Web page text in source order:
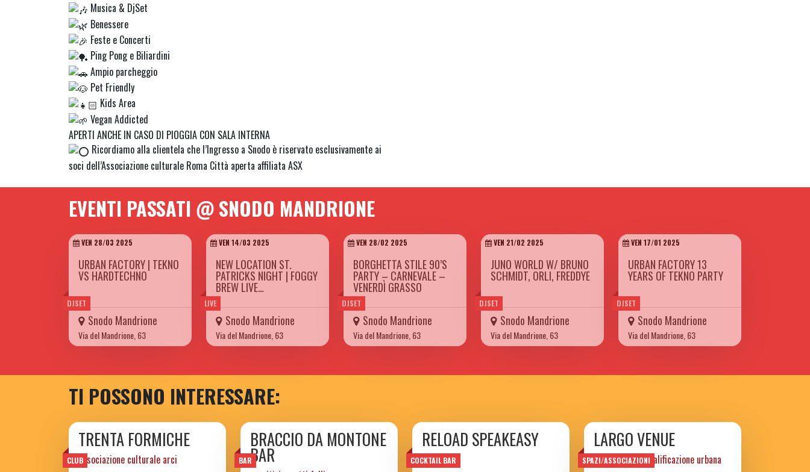
Musica & DjSet
Benessere
Feste e Concerti
Ping Pong e Biliardini
Ampio parcheggio
Pet Friendly
Kids Area
Vegan Addicted
APERTI ANCHE IN CASO DI PIOGGIA CON SALA INTERNA
Ricordiamo alla clientela che l’Ingresso a Snodo è riservato esclusivamente ai
soci dell’Associazione culturale Roma Città aperta affiliata ASX
EVENTI PASSATI @ SNODO MANDRIONE
DJSET
VEN 28/03 2025
URBAN FACTORY | TEKNO
VS HARDTECHNO
Snodo Mandrione
Via del Mandrione, 63
LIVE
VEN 14/03 2025
NEW LOCATION ST.
PATRICKS NIGHT | FOGGY
BREW LIVE…
Snodo Mandrione
Via del Mandrione, 63
DJSET
VEN 28/02 2025
BORGHETTA STILE 90’S
PARTY – CARNEVALE –
VENERDÌ GRASSO
Snodo Mandrione
Via del Mandrione, 63
DJSET
VEN 21/02 2025
JUNO WORLD W/ BRUNO
SCHMIDT, ORLI, FREDDYE
Snodo Mandrione
Via del Mandrione, 63
DJSET
VEN 17/01 2025
URBAN FACTORY 13
YEARS OF TEKNO PARTY
Snodo Mandrione
Via del Mandrione, 63
TI POSSONO INTERESSARE:
CLUB
TRENTA FORMICHE
associazione culturale arci BAR
BRACCIO DA MONTONE
BAR COCKTAIL BAR
RELOAD SPEAKEASY
SPAZI/ASSOCIAZIONI
LARGO VENUE
progetto di riqualificazione urbana